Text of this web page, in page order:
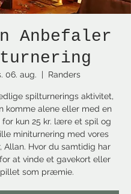
Anbefaler
06. aug.
  |
Randers
spilturnerings aktivitet,
komme alene eller med en
kun 25 kr. lære et spil og
miniturnering med vores
Allan. Hvor du samtidig har
at vinde et gavekort eller
som præmie.